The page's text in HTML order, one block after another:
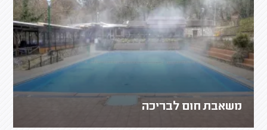
משאבת חום לבריכה